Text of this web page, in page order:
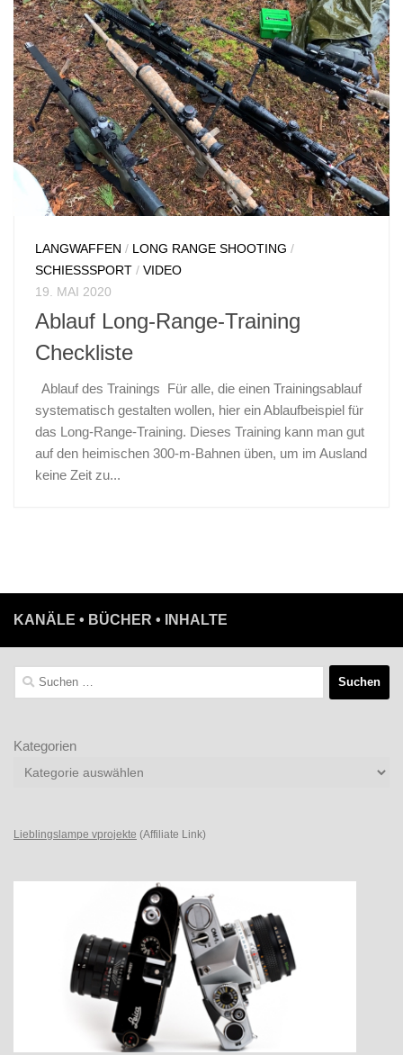
LANGWAFFEN / LONG RANGE SHOOTING /
SCHIESSSPORT
/ VIDEO
19. MAI 2020
Ablauf Long-Range-Training
Checkliste
Ablauf des Trainings Für alle, die einen Trainingsablauf
systematisch gestalten wollen, hier ein Ablaufbeispiel für
das Long-Range-Training. Dieses Training kann man gut
auf den heimischen 300-m-Bahnen üben, um im Ausland
keine Zeit zu...
KANÄLE • BÜCHER • INHALTE
Suchen
nach:
Kategorien
Lieblingslampe vprojekte (Affiliate Link)